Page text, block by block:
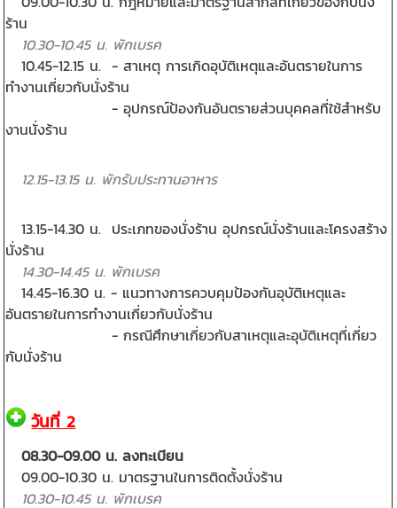
ร้าน
10.30-10.45 น. พักเบรค
10.45-12.15 น. - สาเหตุ การเกิดอุบัติเหตุและอันตรายในการ
ทำงานเกี่ยวกับนั่งร้าน
- อุปกรณ์ป้องกันอันตรายส่วนบุคคลที่ใช้สำหรับ
งานนั่งร้าน
12.15-13.15 น. พักรับประทานอาหาร
13.15-14.30 น. ประเภทของนั่งร้าน อุปกรณ์นั่งร้านและโครงสร้าง
นั่งร้าน
14.30-14.45 น. พักเบรค
14.45-16.30 น. - แนวทางการควบคุมป้องกันอุบัติเหตุและ
อันตรายในการทำงานเกี่ยวกับนั่งร้าน
- กรณีศึกษาเกี่ยวกับสาเหตุและอุบัติเหตุที่เกี่ยว
กับนั่งร้าน
วันที่ 2
08.30-09.00 น. ลงทะเบียน
09.00-10.30 น. มาตรฐานในการติดตั้งนั่งร้าน
10.30-10.45 น. พักเบรค